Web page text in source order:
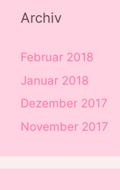
Archiv
Februar 2018
Januar 2018
Dezember 2017
November 2017